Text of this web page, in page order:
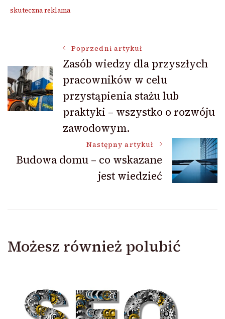
skuteczna reklama
Nawigacja
wpisu
Poprzedni artykuł
Zasób wiedzy dla przyszłych
pracowników w celu
przystąpienia stażu lub
praktyki – wszystko o rozwóju
zawodowym.
Następny artykuł
Budowa domu – co wskazane
jest wiedzieć
Możesz również polubić